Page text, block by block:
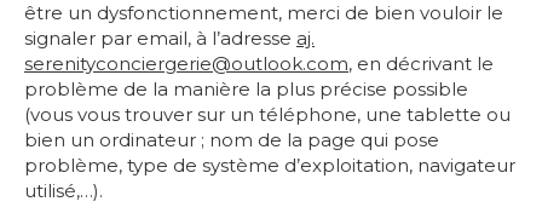
être un dysfonctionnement, merci de bien vouloir le
signaler par email, à l’adresse aj.
serenityconciergerie@outlook.com, en décrivant le
problème de la manière la plus précise possible
(vous vous trouver sur un téléphone, une tablette ou
bien un ordinateur ; nom de la page qui pose
problème, type de système d’exploitation, navigateur
utilisé,…).